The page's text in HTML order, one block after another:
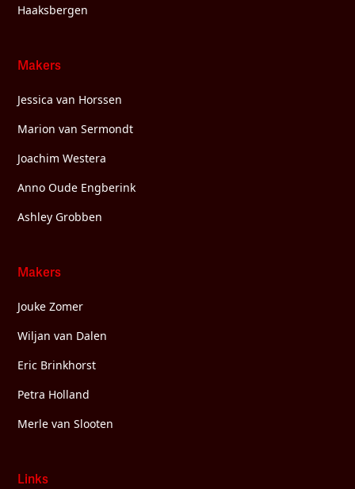
Haaksbergen
Makers
Jessica van Horssen
Marion van Sermondt
Joachim Westera
Anno Oude Engberink
Ashley Grobben
Makers
Jouke Zomer
Wiljan van Dalen
Eric Brinkhorst
Petra Holland
Merle van Slooten
Links